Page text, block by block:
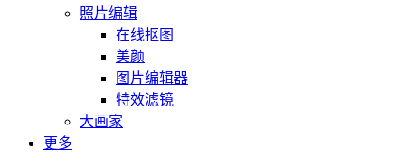
照片编辑
在线抠图
美颜
图片编辑器
特效滤镜
大画家
更多